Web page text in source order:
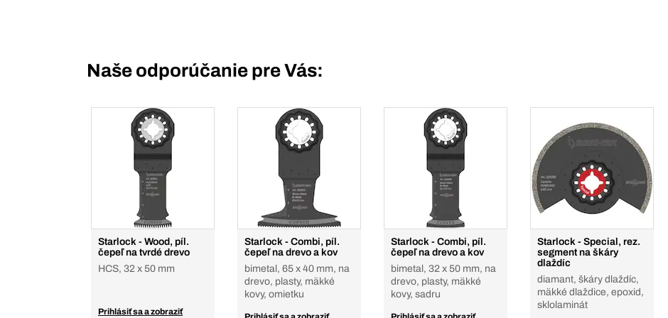
Naše odporúčanie pre Vás:
Starlock - Wood, píl.
čepeľ na tvrdé drevo
HCS, 32 x 50 mm
Prihlásiť sa a zobraziť
Starlock - Combi, píl.
čepeľ na drevo a kov
bimetal, 65 x 40 mm, na
drevo, plasty, mäkké
kovy, omietku
Starlock - Combi, píl.
čepeľ na drevo a kov
bimetal, 32 x 50 mm, na
drevo, plasty, mäkké
kovy, sadru
Starlock - Special, rez.
segment na škáry
dlaždíc
diamant, škáry dlaždíc,
mäkké dlaždice, epoxid,
sklolaminát